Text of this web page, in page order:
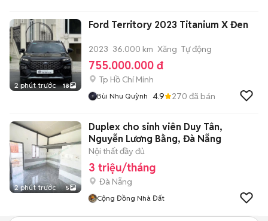
2 phút trước 18
Ford Territory 2023 Titanium X Đen
2023 36.000 km Xăng Tự động
755.000.000 đ
Tp Hồ Chí Minh
Bùi Nhu Quỳnh 4.9 270 đã bán
2 phút trước 5
Duplex cho sinh viên Duy Tân,
Nguyễn Lương Bằng, Đà Nẵng
Nội thất đầy đủ
3 triệu/tháng
Đà Nẵng
Cộng Đồng Nhà Đất